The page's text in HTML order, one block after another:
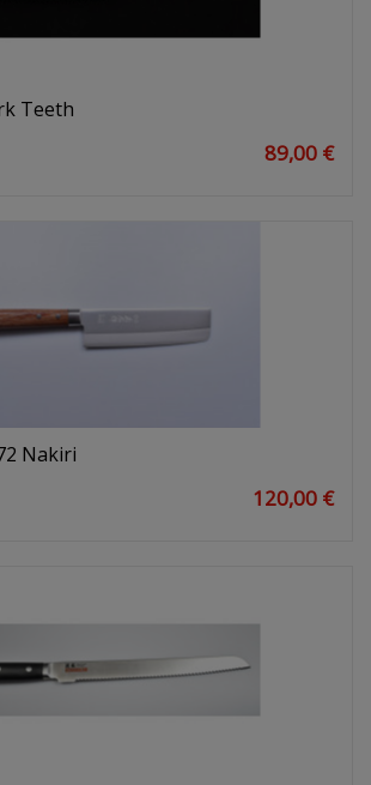
Teeth
89,00 €
Nakiri
120,00 €